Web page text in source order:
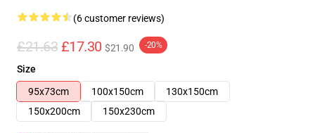
(6 customer reviews)
£21.63 £17.30 $21.90 -20%
Size
95x73cm
100x150cm
130x150cm
150x200cm
150x230cm